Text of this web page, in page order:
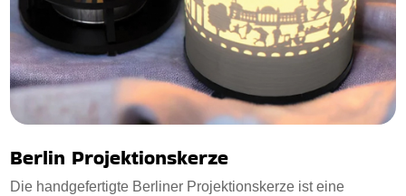
Berlin Projektionskerze
Die handgefertigte Berliner Projektionskerze ist eine